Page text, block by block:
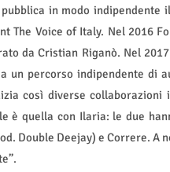
in modo
The Voice of Italy. Nel 2016
da Cristian Riganò. Nel
un percorso indipendente di
così diverse collaborazioni
è quella con Ilaria: le due
Double Deejay) e Correre.